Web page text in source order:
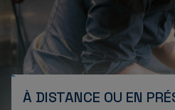
À DISTANCE OU EN